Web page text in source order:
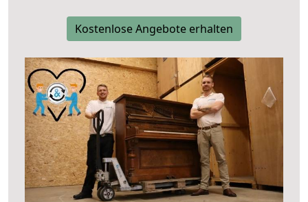
Kostenlose Angebote erhalten